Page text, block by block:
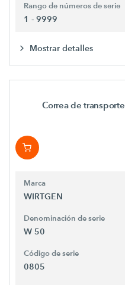
Rango de números de serie
1 - 9999
Mostrar detalles
Correa de transporte
Marca
WIRTGEN
Denominación de serie
W 50
Código de serie
0805